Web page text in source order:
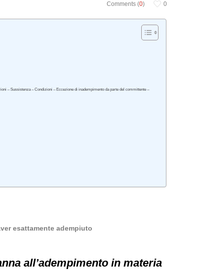
Comments (0) 0
– Sussistenza – Condizioni – Eccezione di inadempimento da parte del committente –
esattamente adempiuto
all’adempimento in materia